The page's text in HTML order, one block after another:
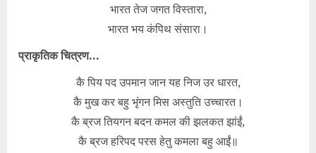
भारत तेज जगत विस्तारा,
भारत भय कंपिथ संसारा।
प्राकृतिक चित्रण…
कै पिय पद उपमान जान यह निज उर धारत,
कै मुख कर बहु भृंगन मिस अस्तुति उच्चारत।
कै ब्रज तियगन बदन कमल की झलकत झांईं,
कै ब्रज हरिपद परस हेतु कमला बहु आईं॥